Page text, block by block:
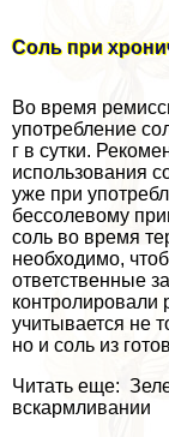
Соль при
Во время
употрeбление
г в сутки.
использования
уже при
бессолевому
соль во время
необходимо,
ответственные
контролировали
учитывается не
но и соль из
Читать еще:
вскармливании